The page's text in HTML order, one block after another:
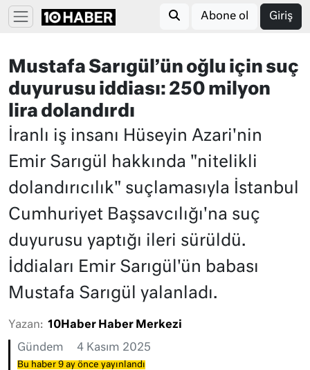
Abone ol Giriş
Mustafa Sarıgül’ün oğlu için suç
duyurusu iddiası: 250 milyon
lira dolandırdı
İranlı iş insanı Hüseyin Azari'nin
Emir Sarıgül hakkında "nitelikli
dolandırıcılık" suçlamasıyla İstanbul
Cumhuriyet Başsavcılığı'na suç
duyurusu yaptığı ileri sürüldü.
İddiaları Emir Sarıgül'ün babası
Mustafa Sarıgül yalanladı.
Yazan: 10Haber Haber Merkezi
Gündem 4 Kasım 2025
Bu haber 9 ay önce yayınlandı